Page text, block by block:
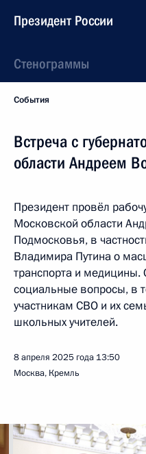
Президент России
Стенограммы
События
Встреча с
области Андреем
Президент провёл
Московской области
Подмосковья, в
Владимира Путина о
транспорта и медицины.
социальные вопросы, в
участникам СВО и их
школьных учителей.
8 апреля 2025 года 13:50
Москва, Кремль